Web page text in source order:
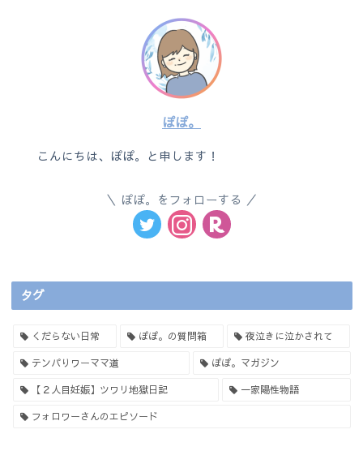
ぽぽ。
こんにちは、ぽぽ。と申します！
ぽぽ。をフォローする
タグ
くだらない日常 ぽぽ。の質問箱 夜泣きに泣かされて
テンパりワーママ道 ぽぽ。マガジン
【２人目妊娠】ツワリ地獄日記 一家陽性物語
フォロワーさんのエピソード